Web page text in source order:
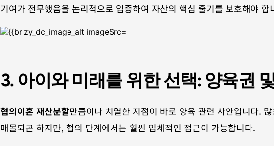
기여가 전무했음을 논리적으로 입증하여 자산의 핵심 줄기를 보호해야 합
3. 아이와 미래를 위한 선택: 양육권
협의이혼 재산분할만큼이나 치열한 지점이 바로 양육 관련 사안입니다.
매몰되곤 하지만, 협의 단계에서는 훨씬 입체적인 접근이 가능합니다.